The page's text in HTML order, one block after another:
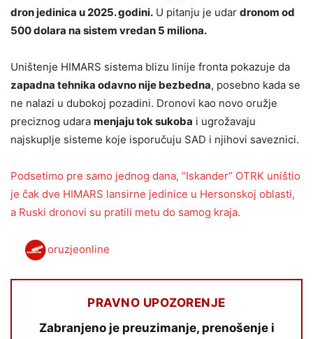
dron jedinica u 2025. godini. U pitanju je udar dronom od
500 dolara na sistem vredan 5 miliona.
Uništenje HIMARS sistema blizu linije fronta pokazuje da
zapadna tehnika odavno nije bezbedna, posebno kada se
ne nalazi u dubokoj pozadini. Dronovi kao novo oružje
preciznog udara menjaju tok sukoba i ugrožavaju
najskuplje sisteme koje isporučuju SAD i njihovi saveznici.
Podsetimo pre samo jednog dana, “Iskander” OTRK uništio
je čak dve HIMARS lansirne jedinice u Hersonskoj oblasti,
a Ruski dronovi su pratili metu do samog kraja.
oruzjeonline
PRAVNO UPOZORENJE
Zabranjeno je preuzimanje, prenošenje i